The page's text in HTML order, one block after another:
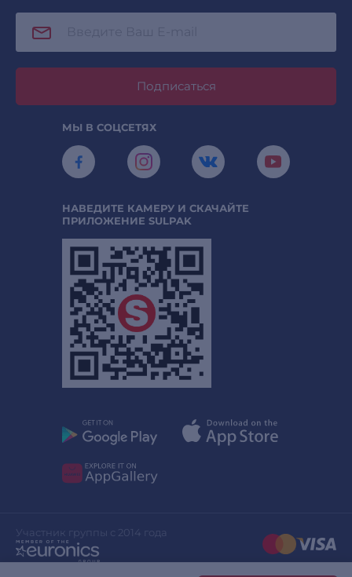
Подписаться
МЫ В СОЦСЕТЯХ
НАВЕДИТЕ КАМЕРУ И СКАЧАЙТЕ
ПРИЛОЖЕНИЕ SULPAK
Участник группы с 2014 года